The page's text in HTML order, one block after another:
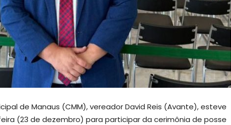
de Manaus (CMM), vereador David Reis (Avante), esteve
(23 de dezembro) para participar da cerimônia de posse